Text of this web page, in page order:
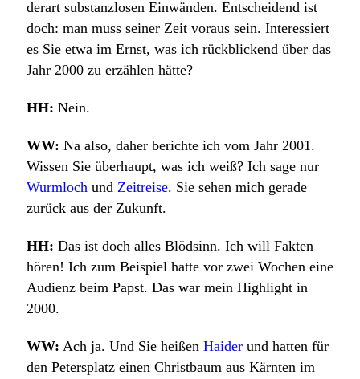
derart substanzlosen Einwänden. Entscheidend ist
doch: man muss seiner Zeit voraus sein. Interessiert
es Sie etwa im Ernst, was ich rückblickend über das
Jahr 2000 zu erzählen hätte?
HH: Nein.
WW: Na also, daher berichte ich vom Jahr 2001.
Wissen Sie überhaupt, was ich weiß? Ich sage nur
Wurmloch und Zeitreise. Sie sehen mich gerade
zurück aus der Zukunft.
HH: Das ist doch alles Blödsinn. Ich will Fakten
hören! Ich zum Beispiel hatte vor zwei Wochen eine
Audienz beim Papst. Das war mein Highlight in
2000.
WW: Ach ja. Und Sie heißen Haider und hatten für
den Petersplatz einen Christbaum aus Kärnten im